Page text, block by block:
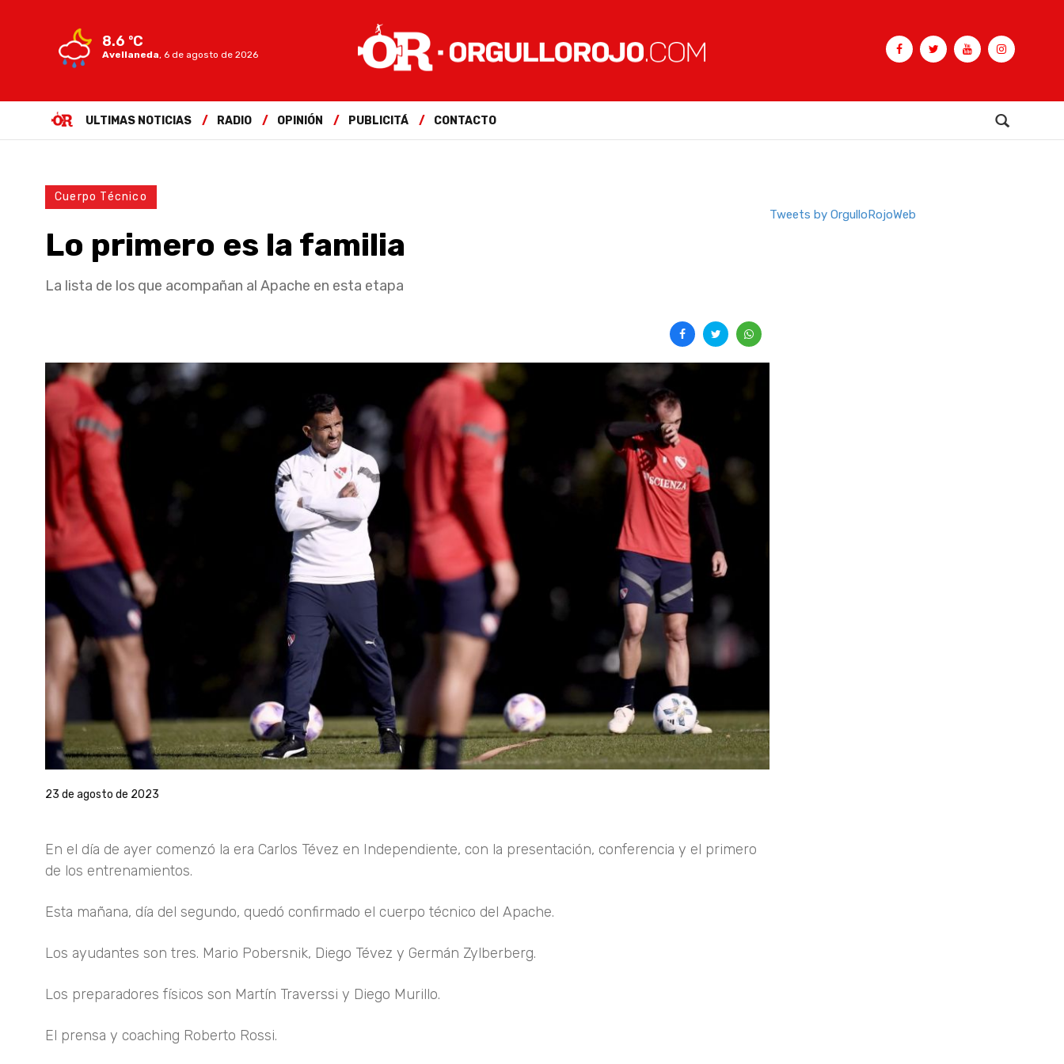
8.6 ºC
Avellaneda, 6 de agosto de 2026
ULTIMAS NOTICIAS RADIO OPINIÓN PUBLICITÁ CONTACTO
Cuerpo Técnico
Lo primero es la familia
La lista de los que acompañan al Apache en esta etapa
23 de agosto de 2023
En el día de ayer comenzó la era Carlos Tévez en Independiente, con la presentación, conferencia y el primero
de los entrenamientos.
Esta mañana, día del segundo, quedó confirmado el cuerpo técnico del Apache.
Los ayudantes son tres. Mario Pobersnik, Diego Tévez y Germán Zylberberg.
Los preparadores físicos son Martín Traverssi y Diego Murillo.
El prensa y coaching Roberto Rossi.
Tweets by OrgulloRojoWeb